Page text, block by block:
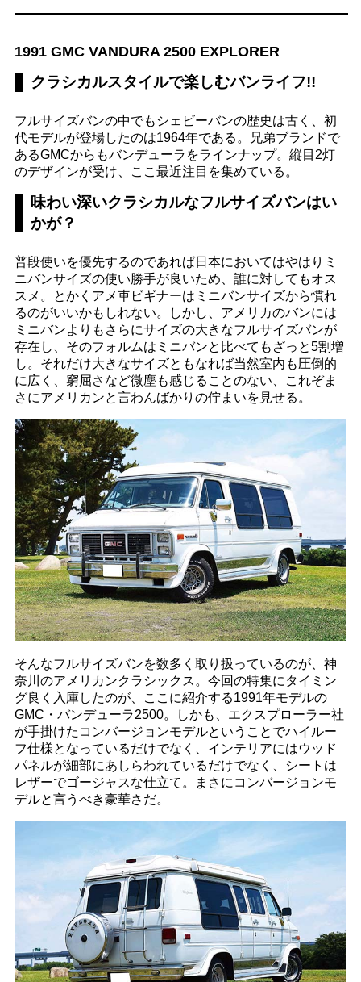
1991 GMC VANDURA 2500 EXPLORER
クラシカルスタイルで楽しむバンライフ!!
フルサイズバンの中でもシェビーバンの歴史は古く、初
代モデルが登場したのは1964年である。兄弟ブランドで
あるGMCからもバンデューラをラインナップ。縦目2灯
のデザインが受け、ここ最近注目を集めている。
味わい深いクラシカルなフルサイズバンはい
かが？
普段使いを優先するのであれば日本においてはやはりミ
ニバンサイズの使い勝手が良いため、誰に対してもオス
スメ。とかくアメ車ビギナーはミニバンサイズから慣れ
るのがいいかもしれない。しかし、アメリカのバンには
ミニバンよりもさらにサイズの大きなフルサイズバンが
存在し、そのフォルムはミニバンと比べてもざっと5割増
し。それだけ大きなサイズともなれば当然室内も圧倒的
に広く、窮屈さなど微塵も感じることのない、これぞま
さにアメリカンと言わんばかりの佇まいを見せる。
そんなフルサイズバンを数多く取り扱っているのが、神
奈川のアメリカンクラシックス。今回の特集にタイミン
グ良く入庫したのが、ここに紹介する1991年モデルの
GMC・バンデューラ2500。しかも、エクスプローラー社
が手掛けたコンバージョンモデルということでハイルー
フ仕様となっているだけでなく、インテリアにはウッド
パネルが細部にあしらわれているだけでなく、シートは
レザーでゴージャスな仕立て。まさにコンバージョンモ
デルと言うべき豪華さだ。